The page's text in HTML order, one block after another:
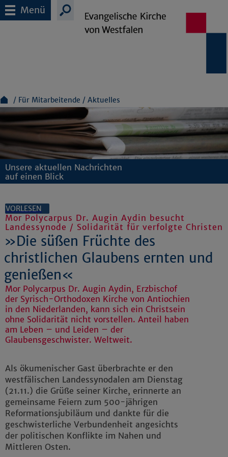
Menü
Für Mitarbeitende Aktuelles
Unsere aktuellen Nachrichten
auf einen Blick
VORLESEN
Mor Polycarpus Dr. Augin Aydin besucht
Landessynode / Solidarität für verfolgte Christen
»Die süßen Früchte des
christlichen Glaubens ernten und
genießen«
Mor Polycarpus Dr. Augin Aydin, Erzbischof
der Syrisch-Orthodoxen Kirche von Antiochien
in den Niederlanden, kann sich ein Christsein
ohne Solidarität nicht vorstellen. Anteil haben
am Leben – und Leiden – der
Glaubensgeschwister. Weltweit.
Als ökumenischer Gast überbrachte er den
westfälischen Landessynodalen am Dienstag
(21.11.) die Grüße seiner Kirche, erinnerte an
gemeinsame Feiern zum 500-jährigen
Reformationsjubiläum und dankte für die
geschwisterliche Verbundenheit angesichts
der politischen Konflikte im Nahen und
Mittleren Osten.